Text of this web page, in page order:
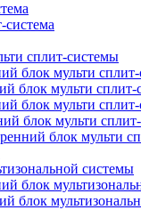
система
сплит-системы
блок мульти
блок мульти сплит-
блок мульти
блок мульти
блок мульти
системы
блок
блок